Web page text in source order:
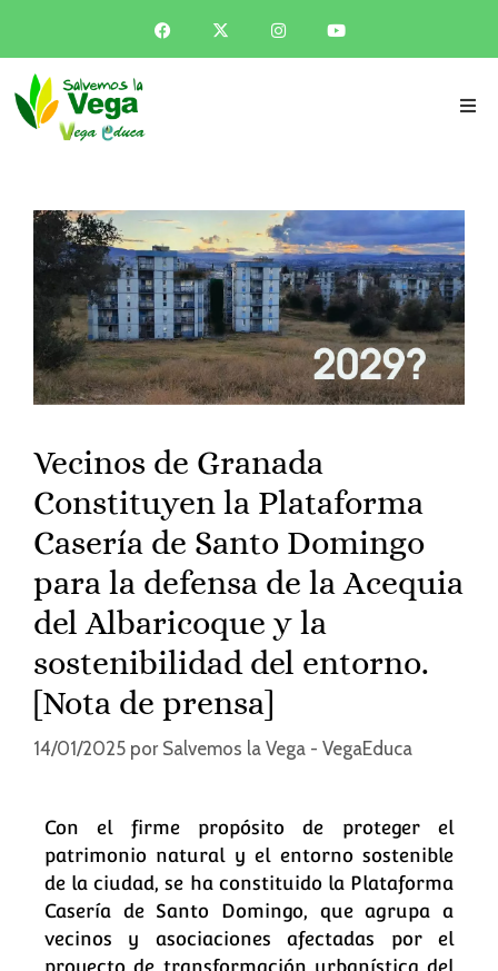
Vecinos de Granada
Constituyen la Plataforma
Casería de Santo Domingo
para la defensa de la Acequia
del Albaricoque y la
sostenibilidad del entorno.
[Nota de prensa]
14/01/2025 por Salvemos la Vega - VegaEduca
Con el firme propósito de proteger el
patrimonio natural y el entorno sostenible
de la ciudad, se ha constituido la Plataforma
Casería de Santo Domingo, que agrupa a
vecinos y asociaciones afectadas por el